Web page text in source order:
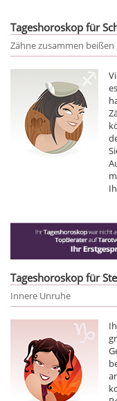
Tageshoroskop für
Zähne zusammen beißen
Tageshoroskop für
Innere Unruhe